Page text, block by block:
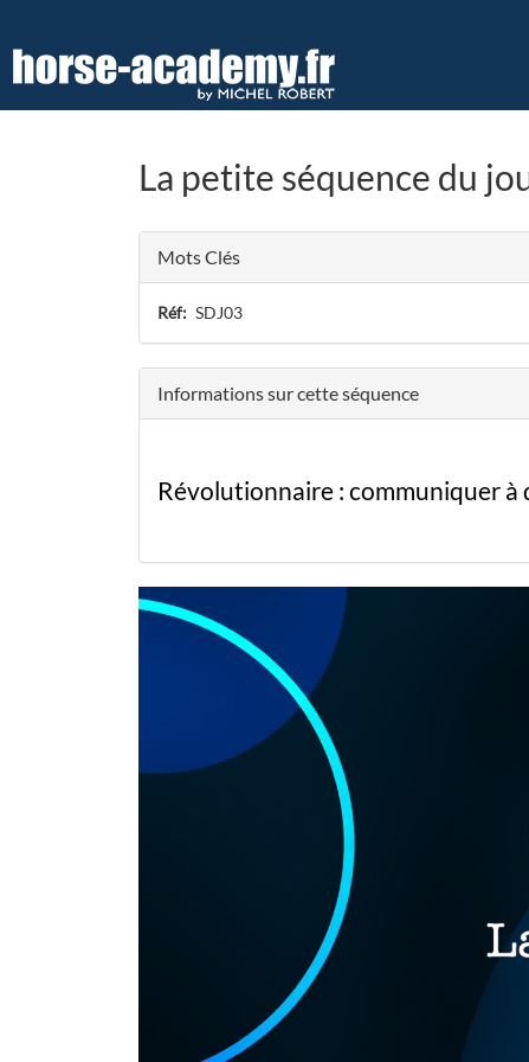
au
contenu
La petite séquence du
Mots Clés
Réf SDJ03
Informations sur cette séquence
Révolutionnaire : communiquer à